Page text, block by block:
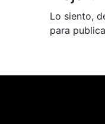
Lo siento,
para